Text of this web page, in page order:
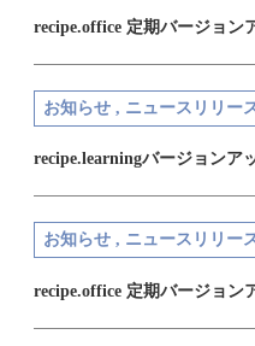
recipe.office 定期バージョン
お知らせ , ニュースリリー
recipe.learningバージョンア
お知らせ , ニュースリリー
recipe.office 定期バージョン